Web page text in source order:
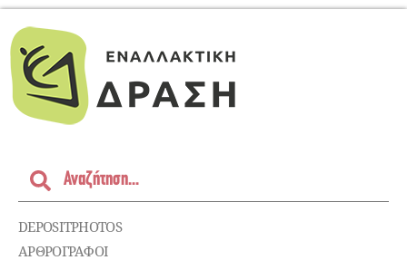
DEPOSITPHOTOS
ΑΡΘΡΟΓΡΑΦΟΙ